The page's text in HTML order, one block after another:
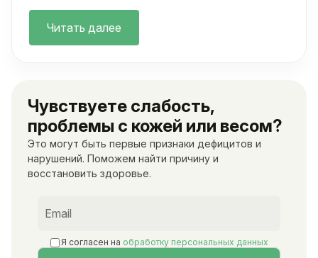
Читать далее
Чувствуете слабость,
проблемы с кожей или весом?
Это могут быть первые признаки дефицитов и
нарушений. Поможем найти причину и
восстановить здоровье.
Я согласен на обработку персональных данных